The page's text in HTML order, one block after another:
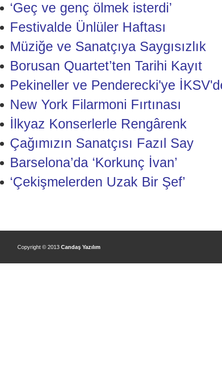
‘Geç ve genç ölmek isterdi’
Festivalde Ünlüler Haftası
Müziğe ve Sanatçıya Saygısızlık
Borusan Quartet’ten Tarihi Kayıt
Pekineller ve Penderecki'ye
New York Filarmoni Fırtınası
İlkyaz Konserlerle Rengârenk
Çağımızın Sanatçısı Fazıl Say
Barselona’da ‘Korkunç İvan’
‘Çekişmelerden Uzak Bir Şef’
Copyright © 2013 Candaş Yazılım